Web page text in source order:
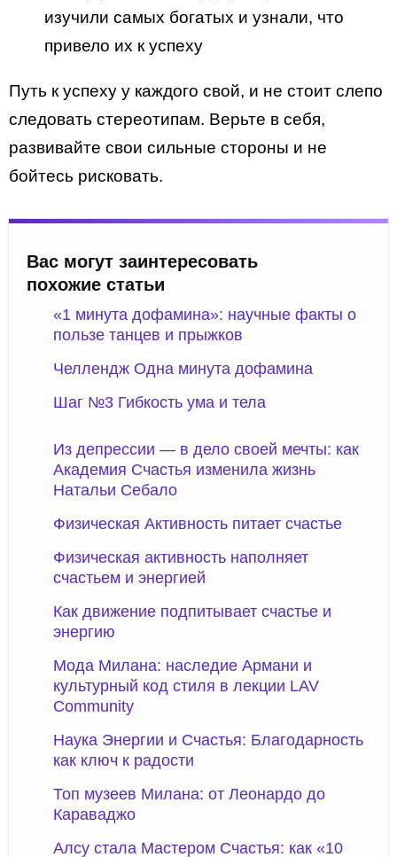
Путь к успеху у каждого свой, и не стоит слепо
следовать стереотипам. Верьте в себя,
развивайте свои сильные стороны и не
бойтесь рисковать.
Вас могут заинтересовать
похожие статьи
«1 минута дофамина»: научные факты о
пользе танцев и прыжков
Челлендж Одна минута дофамина
Шаг №3 Гибкость ума и тела
Из депрессии — в дело своей мечты: как
Академия Счастья изменила жизнь
Натальи Себало
Физическая Активность питает счастье
Физическая активность наполняет
счастьем и энергией
Как движение подпитывает счастье и
энергию
Мода Милана: наследие Армани и
культурный код стиля в лекции LAV
Community
Наука Энергии и Счастья: Благодарность
как ключ к радости
Топ музеев Милана: от Леонардо до
Караваджо
Алсу стала Мастером Счастья: как «10